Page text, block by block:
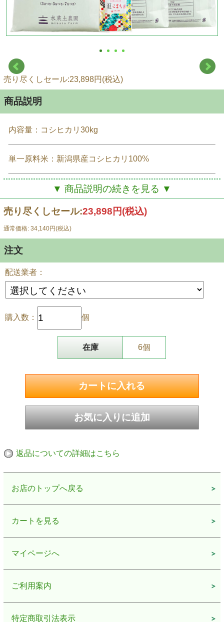
売り尽くしセール:23,898円(税込)
商品説明
内容量：コシヒカリ30kg
単一原料米：新潟県産コシヒカリ100%
出荷と精米：出荷当日に精米します。12時までご注文頂
ければ即日出荷します。（※日曜日を除く）
（※8の日のご注文は3日以内の発送と
させて頂きます。）
《子供がいま食べるモノが、その後の人生に大きな影響
を与えます。》
言うまでもなく、子供は美味しいモノが大好き。お子様
の好きな食べ物が、白いご飯！なんて、ちょっと良くな
いですか？
米どころ新潟を代表するお米「コシヒカリ」。
こしひかりの名前の由来は「越の国に光り輝く稲」の期
おいしさの特徴は、炊いたご飯が白くて艶があること。
みも強いのが魅力です。
体のおいしさを味わうなら、お漬物などご飯のお供がお
新潟県のお米農家との協力で、本場「新潟県産コシヒカ
この商品は以下の重量もございます。
5kg 10kg 15kg 20kg 25kg 30kg
し）をおつけします。（「通信欄」にてお知らせ下さ
い。）熨斗（のし）についての説明はこちら。
お米を購入した方で、ご希望の場合は無料で生ぬか500g
▼ 商品説明の続きを見る ▼
売り尽くしセール:23,898円(税込)
通常価格: 34,140円(税込)
注文
配送業者：
購入数： 個
在庫 6個
返品についての詳細はこちら
お店のトップへ戻る
カートを見る
マイページへ
ご利用案内
特定商取引法表示